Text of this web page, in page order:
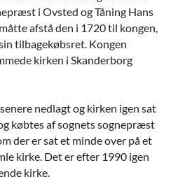
i Ovsted og Tåning Hans
afstå den i 1720 til kongen,
tilbagekøbsret. Kongen
kirken i Skanderborg
nedlagt og kirken igen sat
købtes af sognets sognepræst
der er sat et minde over på et
kirke. Det er efter 1990 igen
kirke.